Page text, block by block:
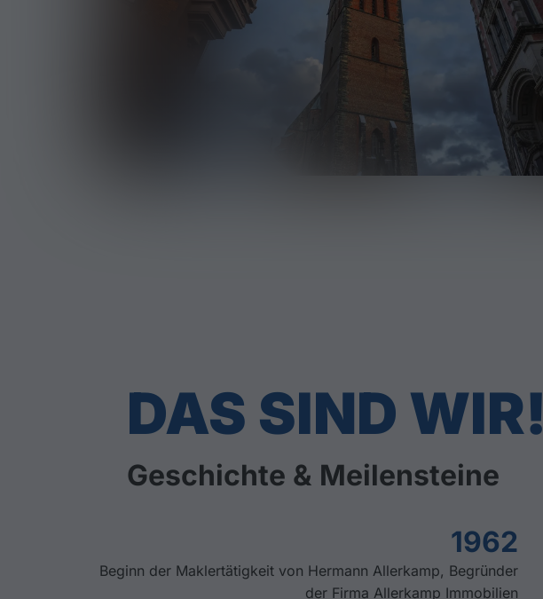
DAS SIND WIR!
Geschichte & Meilensteine
1962
Beginn der Maklertätigkeit von Hermann Allerkamp, Begründer
der Firma Allerkamp Immobilien